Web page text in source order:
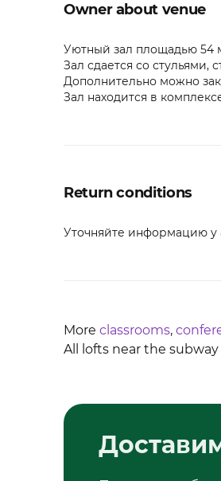
Owner about venue
Уютный зал площадью 54
Зал сдается со
Дополнительно можно
Зал находится в
Return conditions
Уточняйте информацию у
More classrooms,
All lofts near the subway